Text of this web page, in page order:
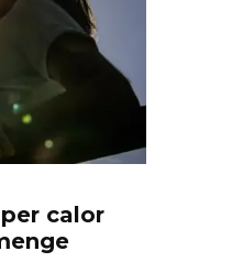
calor